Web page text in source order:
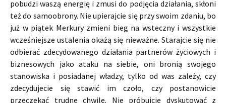
pobudzi waszą energię i zmusi do podjęcia działania, skłoni
też do samoobrony. Nie upierajcie się przy swoim zdaniu, bo
już w piątek Merkury zmieni bieg na wsteczny i wszystkie
wcześniejsze ustalenia okażą się nieważne. Starajcie się nie
odbierać zdecydowanego działania partnerów życiowych i
biznesowych jako ataku na siebie, oni bronią swojego
stanowiska i posiadanej władzy, tylko od was zależy, czy
zdecydujecie się stawić im czoło, czy postanowicie
przeczekać trudne chwile. Nie próbujcie dyskutować z